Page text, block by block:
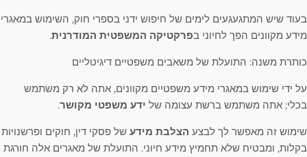
בעוד שיש המתגעגעים לימים של חיפוש ידני בספרי חוק, השימוש במאגרי
מידע מקוונים הפך לחיוני בפרקטיקה המשפטית המודרנית.
כותרת משנה: התועלת של משאבים משפטיים דיגיטליים
על ידי שימוש במאגרי מידע משפטיים מקוונים, אתה לא רק משתמש
בכלי; אתה משתמש ברשת עצומה של ידע משפטי מקושר.
שימוש זה מאפשר לך לבצע הצלבת מידע של פסקי דין, חוקים ופרשנויות
בקלות, ומבטיח שלא תחמיץ מידע חיוני. התועלת של מאגרים אלה חורגת